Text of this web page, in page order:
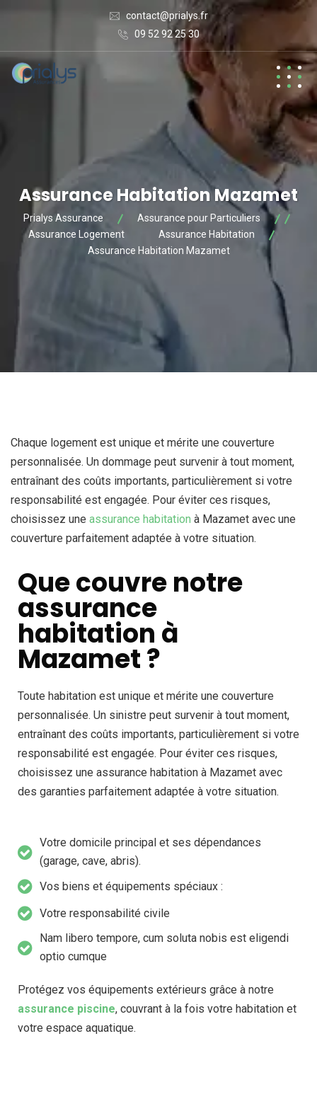
contact@prialys.fr
09 52 92 25 30
Assurance Habitation Mazamet
Prialys Assurance
Assurance pour Particuliers
Assurance Logement
Assurance Habitation
Assurance Habitation Mazamet
Chaque logement est unique et mérite une couverture
personnalisée. Un dommage peut survenir à tout moment,
entraînant des coûts importants, particulièrement si votre
responsabilité est engagée. Pour éviter ces risques,
choisissez une assurance habitation à Mazamet avec une
couverture parfaitement adaptée à votre situation.
Que couvre notre
assurance
habitation à
Mazamet ?
Toute habitation est unique et mérite une couverture
personnalisée. Un sinistre peut survenir à tout moment,
entraînant des coûts importants, particulièrement si votre
responsabilité est engagée. Pour éviter ces risques,
choisissez une assurance habitation à Mazamet avec
des garanties parfaitement adaptée à votre situation.
Votre domicile principal et ses dépendances
(garage, cave, abris).
Vos biens et équipements spéciaux :
Votre responsabilité civile
Nam libero tempore, cum soluta nobis est eligendi
optio cumque
Protégez vos équipements extérieurs grâce à notre
assurance piscine, couvrant à la fois votre habitation et
votre espace aquatique.